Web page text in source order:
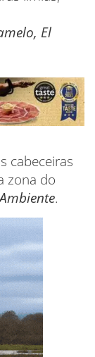
El
cabeceiras
zona do
Ambiente.